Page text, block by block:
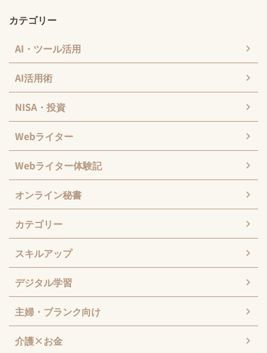
カテゴリー
AI・ツール活用
AI活用術
NISA・投資
Webライター
Webライター体験記
オンライン秘書
カテゴリー
スキルアップ
デジタル学習
主婦・ブランク向け
介護×お金